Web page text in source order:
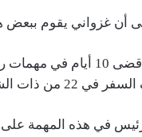
أن غزواني يقوم ببعض
حل بقازان الروسية للمشاركة في قمة بريكس.